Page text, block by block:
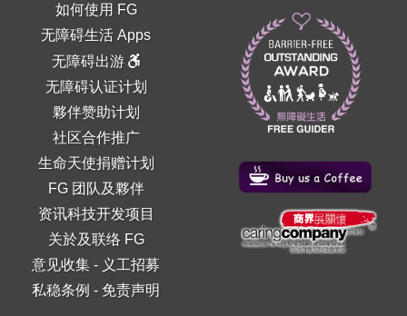
如何使用 FG
无障碍生活 Apps
无障碍出游
无障碍认证计划
夥伴赞助计划
社区合作推广
生命天使捐赠计划
FG 团队及夥伴
资讯科技开发项目
关於及联络 FG
意见收集 - 义工招募
私稳条例 - 免责声明